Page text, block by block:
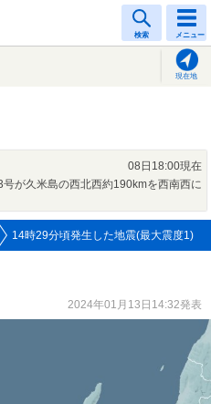
検索 メニュー
現在地
08日18:00現在
が久米島の西北西約190kmを西南西に
14時29分頃発生した地震(最大震度1)
2024年01月13日14:32発表